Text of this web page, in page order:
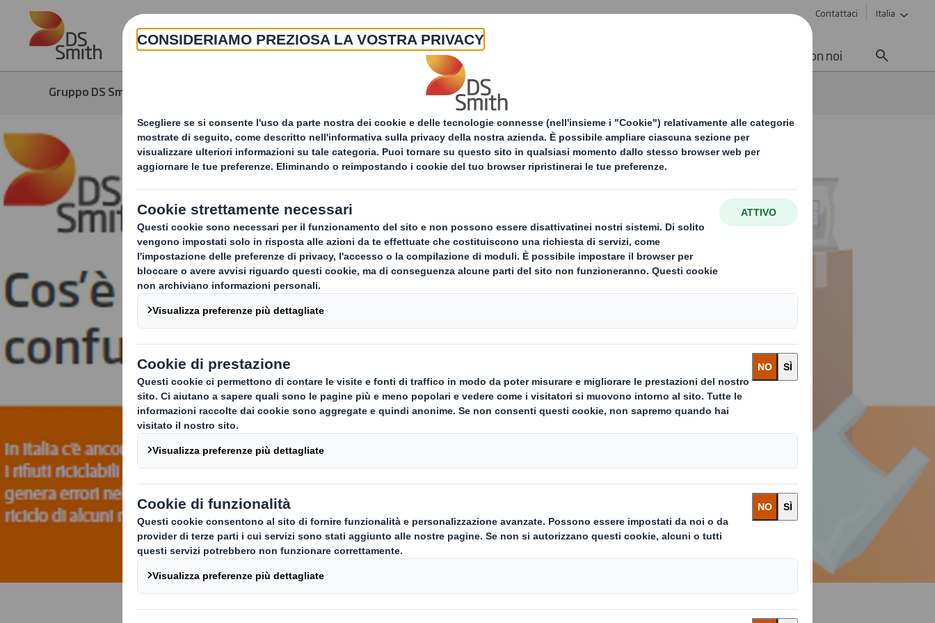
Skip to main content Contattaci Italia
La nostra azienda Prodotti & Servizi Lavora con noi
Gruppo DS Smith I principi di Design Circolare per un packaging sostenibile